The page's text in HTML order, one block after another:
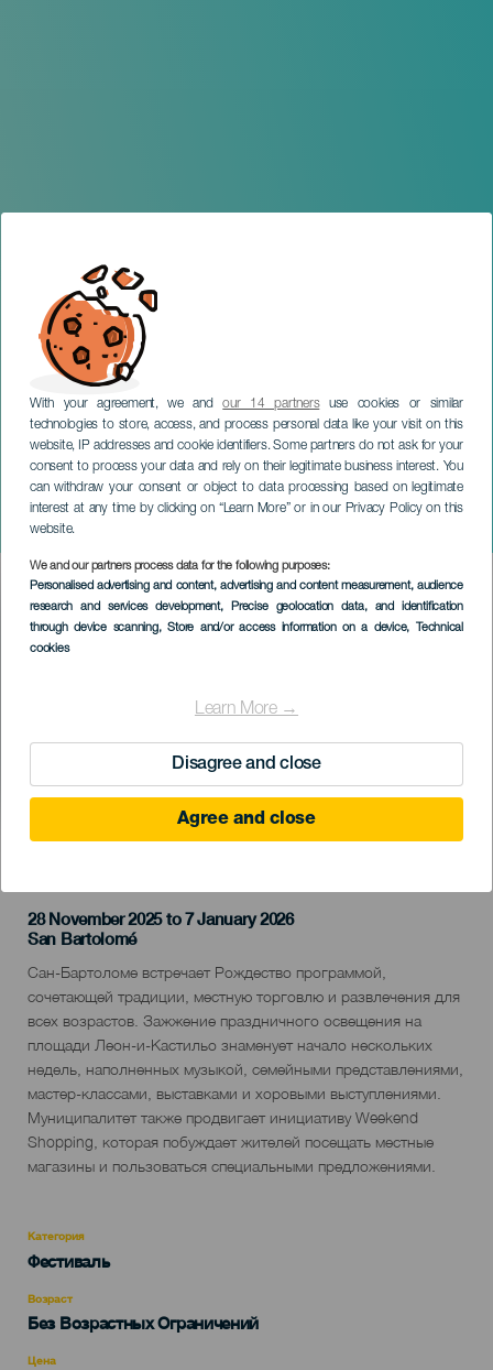
With your agreement, we andour 14 partnersuse cookies or similar
technologies to store, access, and process personal data like your visit on this
website, IP addresses and cookie identifiers. Some partners do not ask for your
consent to process your data and rely on their legitimate business interest. You
can withdraw your consent or object to data processing based on legitimate
interest at any time by clicking on “Learn More” or in our Privacy Policy on this
website.
We and our partners process data for the following purposes:
Personalised advertising and content, advertising and content measurement, audience
research and services development, Precise geolocation data, and identification
through device scanning, Store and/or access information on a device, Technical
cookies
Learn More →
Disagree and close
Agree and close
Рождество в Сан-
Бартоломе
ЛАНСАРОТЕ
Imagen
Listado
28 November 2025 to 7 January 2026
Localidad
San Bartolomé
Descripción
del
evento
Сан-Бартоломе встречает Рождество программой,
сочетающей традиции, местную торговлю и развлечения для
всех возрастов. Зажжение праздничного освещения на
площади Леон-и-Кастильо знаменует начало нескольких
недель, наполненных музыкой, семейными представлениями,
мастер-классами, выставками и хоровыми выступлениями.
Муниципалитет также продвигает инициативу Weekend
Shopping, которая побуждает жителей посещать местные
магазины и пользоваться специальными предложениями.
Категория
Categoría
evento
Фестиваль
Возраст
Edad
Recomendada
Без Возрастных Ограничений
Цена